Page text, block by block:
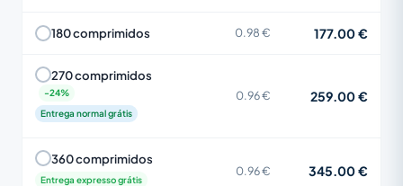
180 comprimidos 0.98 € 177.00 €
270 comprimidos
Entrega normal grátis
0.96 € 259.00 €
360 comprimidos
Entrega expresso grátis
0.96 € 345.00 €